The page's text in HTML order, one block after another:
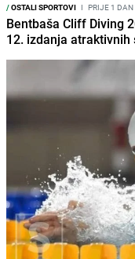
/OSTALI SPORTOVI I PRIJE 1 DAN
Bentbaša Cliff Diving
12. izdanja atraktivnih